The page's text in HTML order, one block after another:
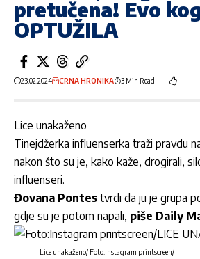
pretučena! Evo
OPTUŽILA
23.02.2024 CRNA HRONIKA 3 Min Read
Lice unakaženo
Tinejdžerka influenserka traži pravdu
nakon što su je, kako kaže, drogirali,
influenseri.
Đovana Pontes tvrdi da ju je grupa
gdje su je potom napali, piše Daily
Lice unakaženo/ Foto:Instagram printscreen/